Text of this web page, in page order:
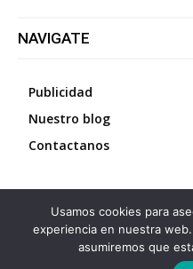
NAVIGATE
Publicidad
Nuestro blog
Contactanos
©2026 Diario La
Usamos cookies para
experiencia en nuestra
asumiremos que